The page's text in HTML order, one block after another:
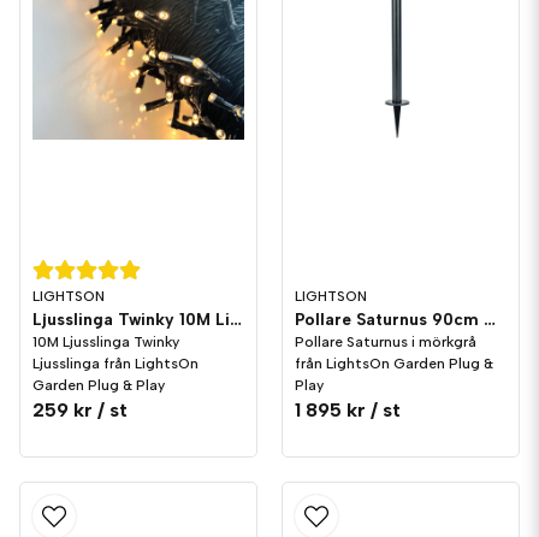
LIGHTSON
Ljusslinga Twinky 10M LightsOn Garden Plug & Play
10M Ljusslinga Twinky
Ljusslinga från LightsOn
Garden Plug & Play
259 kr / st
LIGHTSON
Pollare Saturnus 90cm Mörkgrå 3W LightsOn Garden Plug & Play
Pollare Saturnus i mörkgrå
från LightsOn Garden Plug &
Play
1 895 kr / st